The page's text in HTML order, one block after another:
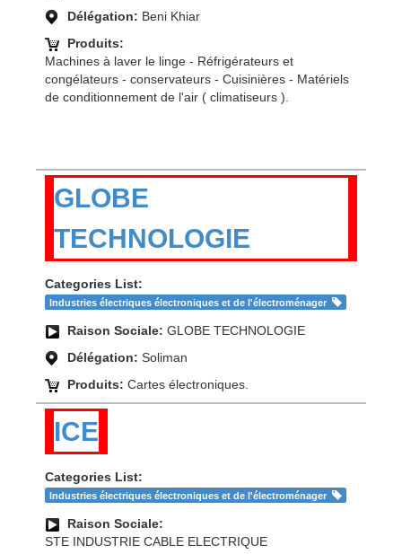
Délégation: Beni Khiar
Produits:
Machines à laver le linge - Réfrigérateurs et
congélateurs - conservateurs - Cuisinières - Matériels
de conditionnement de l'air ( climatiseurs ).
GLOBE
TECHNOLOGIE
Categories List:
Industries électriques électroniques et de l'électroménager
Raison Sociale: GLOBE TECHNOLOGIE
Délégation: Soliman
Produits: Cartes électroniques.
ICE
Categories List:
Industries électriques électroniques et de l'électroménager
Raison Sociale:
STE INDUSTRIE CABLE ELECTRIQUE